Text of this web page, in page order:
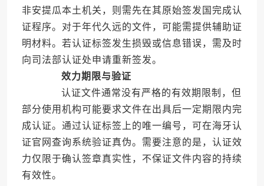
非安提瓜本土机关，则需先在其原始签发国完成认
证程序。对于年代久远的文件，可能需提供辅助证
明材料。若认证标签发生损毁或信息错误，需及时
向司法部认证处申请重新签发。
效力期限与验证
认证文件通常没有严格的有效期限制，但
部分使用机构可能要求文件在出具后一定期限内完
成认证。通过认证标签上的唯一编号，可在海牙认
证官网查询系统验证真伪。需要注意的是，认证效
力仅限于确认签章真实性，不保证文件内容的持续
有效性。